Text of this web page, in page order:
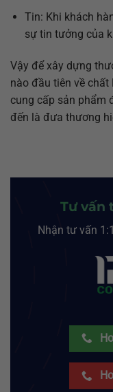
Tin: Khi khách
sự tin tưởng của
Vậy để xây dựng
nào đầu tiên về
cung cấp sản phẩm
đến là đưa thương
Tư vấn
Nhận tư vấn